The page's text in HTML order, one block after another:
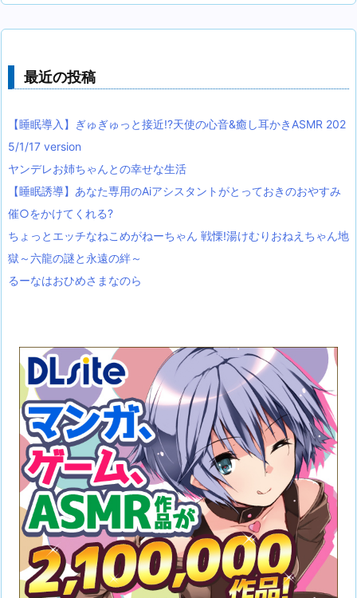
最近の投稿
【睡眠導入】ぎゅぎゅっと接近!?天使の心音&癒し耳かきASMR 202
5/1/17 version
ヤンデレお姉ちゃんとの幸せな生活
【睡眠誘導】あなた専用のAiアシスタントがとっておきのおやすみ
催○をかけてくれる?
ちょっとエッチなねこめがねーちゃん 戦慄!湯けむりおねえちゃん地
獄～六龍の謎と永遠の絆～
るーなはおひめさまなのら